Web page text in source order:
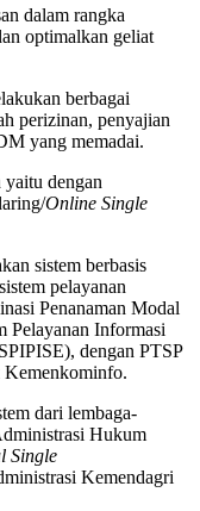
dalam rangka
optimalkan geliat
berbagai
perizinan, penyajian
yang memadai.
yaitu dengan
Online Single
sistem berbasis
pelayanan
Penanaman Modal
Pelayanan Informasi
dengan PTSP
Kemenkominfo.
dari lembaga-
Hukum
Single
Kemendagri